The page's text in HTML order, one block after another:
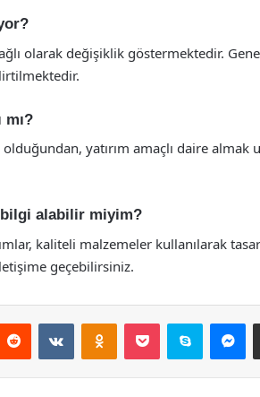
olarak değişiklik göstermektedir.
mı?
yatırım amaçlı daire almak
bilgi alabilir miyim?
kaliteli malzemeler kullanılarak
geçebilirsiniz.
Reddit VKontakteOdnoklassniki
Pocket Skype